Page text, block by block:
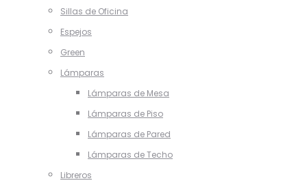
Sillas de Oficina
Espejos
Green
Lámparas
Lámparas de Mesa
Lámparas de Piso
Lámparas de Pared
Lámparas de Techo
Libreros